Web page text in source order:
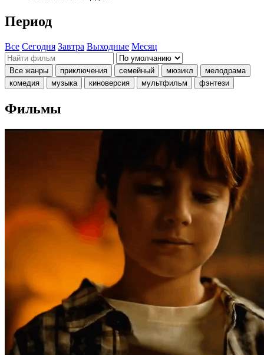
Период
Все Сегодня Завтра Выходные Месяц
Все жанры приключения семейный мюзикл
мелодрама
комедия
музыка киноверсия мультфильм фэнтези
Фильмы